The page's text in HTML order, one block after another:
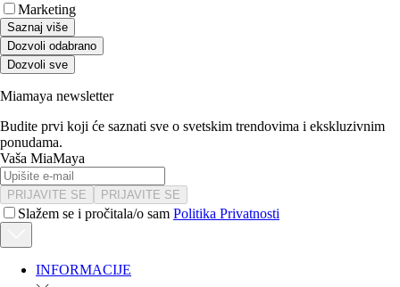
Marketing
Saznaj više
Dozvoli odabrano
Dozvoli sve
Miamaya newsletter
Budite prvi koji će saznati sve o svetskim trendovima i ekskluzivnim
ponudama.
Vaša MiaMaya
PRIJAVITE SE PRIJAVITE SE
Slažem se i pročitala/o sam Politika Privatnosti
INFORMACIJE